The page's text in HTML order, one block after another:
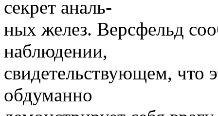
секрет аналь-
ных желез. Версфельд
наблюдении,
свидетельствующем, что
обдуманно